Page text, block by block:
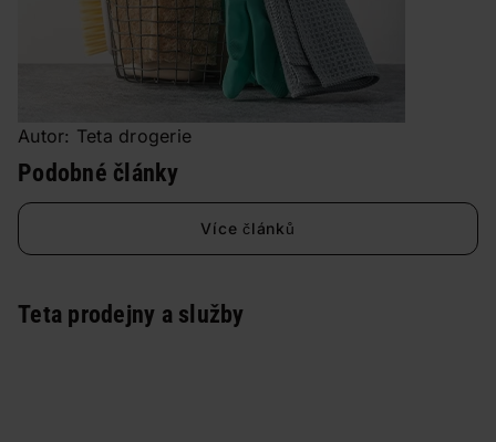
Autor: Teta drogerie
Podobné články
Více článků
Teta prodejny a služby